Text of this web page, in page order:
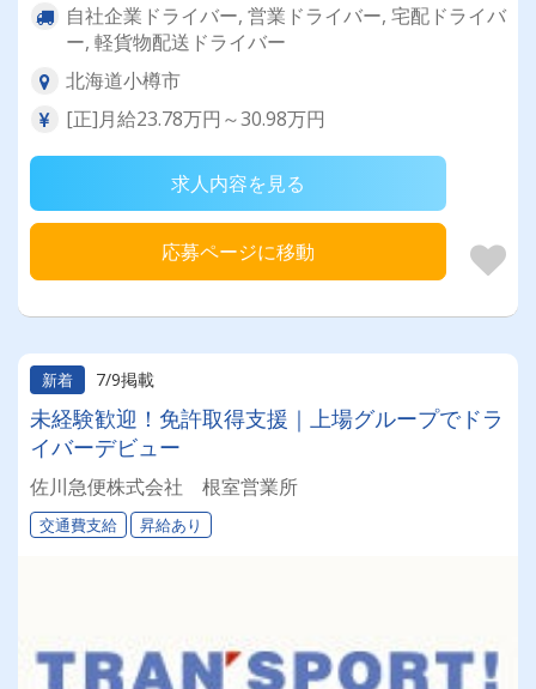
自社企業ドライバー, 営業ドライバー, 宅配ドライバ
ー, 軽貨物配送ドライバー
北海道小樽市
[正]月給23.78万円～30.98万円
求人内容を見る
応募ページに移動
新着 7/9掲載
未経験歓迎！免許取得支援｜上場グループでドラ
イバーデビュー
佐川急便株式会社 根室営業所
交通費支給 昇給あり